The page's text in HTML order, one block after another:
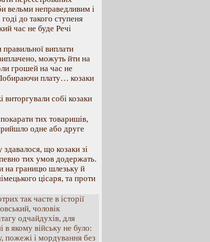
вельми неправедливим і
до такого ступеня
час не буде Речі
виплати
можуть йти на
грошей на час не
плату… козаки
виторгували собі козаки
тих товаришів,
одне або друге
що козаки зі
тих умов додержать.
на границю шлезьку й
цісаря, та проти
так часте в історії
чоловік
одчайдухів, для
в якому війську не було:
пожежі і мордування без